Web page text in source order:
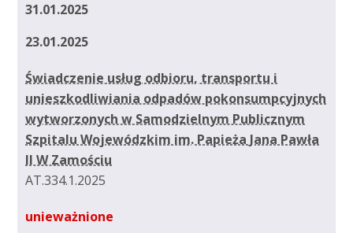
31.01.2025
23.01.2025
Świadczenie usług odbioru, transportu i
unieszkodliwiania odpadów pokonsumpcyjnych
wytworzonych w Samodzielnym Publicznym
Szpitalu Wojewódzkim im. Papieża Jana Pawła
II W Zamościu
AT.334.1.2025
unieważnione